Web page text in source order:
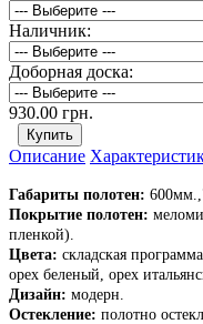
Наличник:
Доборная доска:
930.00 грн.
Описание
Габариты полотен:
Покрытие полотен:
пленкой).
Цвета: складская
орех беленый, орех
Дизайн: модерн.
Остекление: полотно